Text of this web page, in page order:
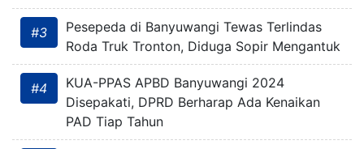
#3
Pesepeda di Banyuwangi Tewas Terlindas
Roda Truk Tronton, Diduga Sopir Mengantuk
#4
KUA-PPAS APBD Banyuwangi 2024
Disepakati, DPRD Berharap Ada Kenaikan
PAD Tiap Tahun